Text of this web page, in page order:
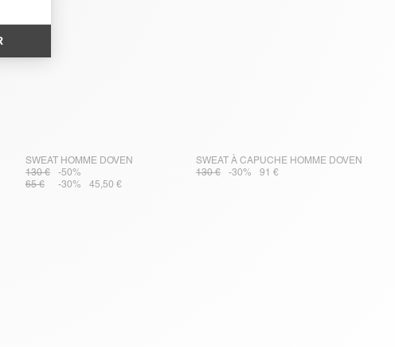
SWEAT HOMME DOVEN
130 €
-50%
65 €
-30% 45,50 €
SWEAT À CAPUCHE HOMME DOVEN
130 €
-30% 91 €